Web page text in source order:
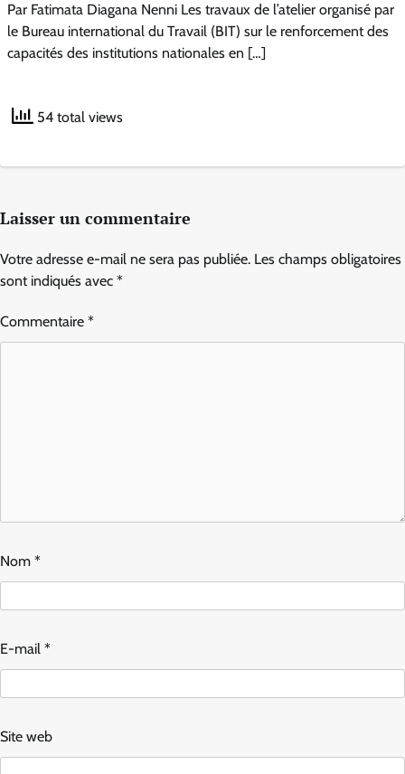
Par Fatimata Diagana Nenni Les travaux de l’atelier organisé par
le Bureau international du Travail (BIT) sur le renforcement des
capacités des institutions nationales en […]
54 total views
Laisser un commentaire
Votre adresse e-mail ne sera pas publiée. Les champs obligatoires
sont indiqués avec *
Commentaire *
Nom *
E-mail *
Site web